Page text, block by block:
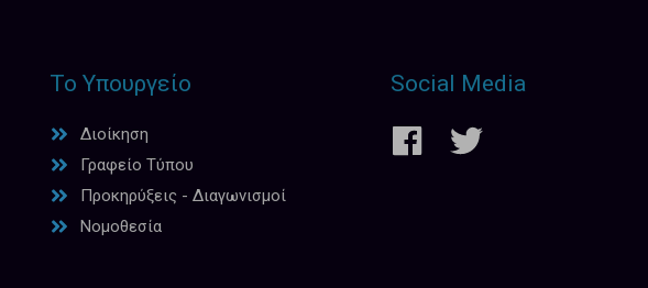
Το Υπουργείο
Διοίκηση
Γραφείο Τύπου
Προκηρύξεις - Διαγωνισμοί
Νομοθεσία
Social Media